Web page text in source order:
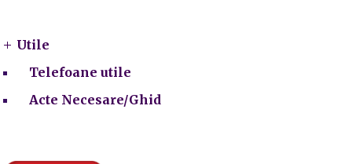
Utile
Telefoane utile
Acte Necesare/Ghid